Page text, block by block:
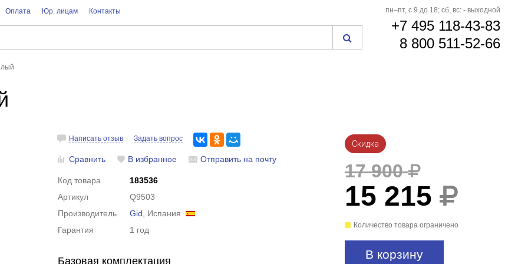
Оплата Юр. лицам Контакты пн–пт, с 9 до 18; сб, вс: - выходной
+7 495 118-43-83
8 800 511-52-66
Написать отзыв Задать вопрос
Сравнить В избранное Отправить на почту
Код товара
183536
Артикул
Q9503
Производитель
Gid , Испания
Гарантия
1 год
Базовая комплектация
Скидка
17 900
15 215
Количество товара ограничено
В корзину